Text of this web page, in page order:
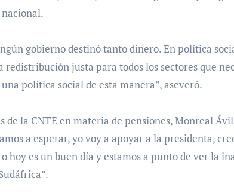
gobierno destinó tanto dinero. En política
redistribución justa para todos los sectores que
política social de esta manera”, aseveró.
de la CNTE en materia de pensiones, Monreal
a esperar, yo voy a apoyar a la presidenta,
hoy es un buen día y estamos a punto de ver la